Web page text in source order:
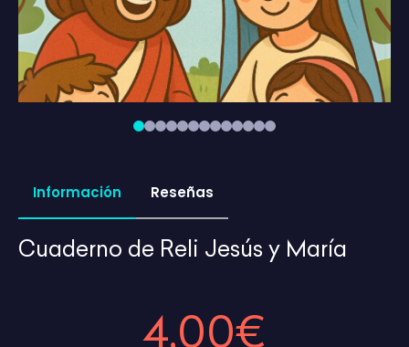
Información Reseñas
Cuaderno de Reli Jesús y María
4,00€